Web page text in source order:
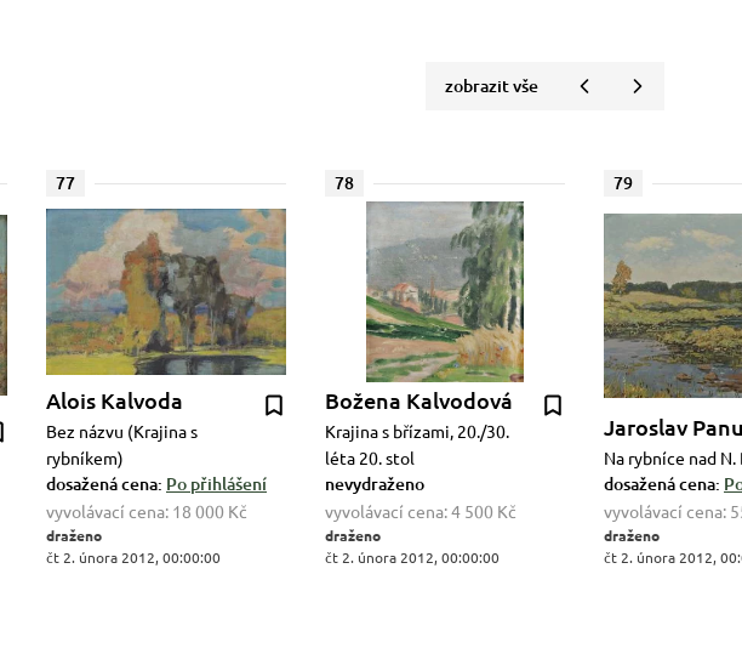
zobrazit vše
77
Alois Kalvoda
Bez názvu (Krajina s
rybníkem)
dosažená cena: Po přihlášení
vyvolávací cena: 18 000 Kč
draženo
čt 2. února 2012, 00:00:00
78
Božena Kalvodová
Krajina s břízami, 20./30.
léta 20. stol
nevydraženo
vyvolávací cena:4 500 Kč
draženo
čt 2. února 2012, 00:00:00
79
Jaroslav
Na rybníce nad
dosažená cena:
vyvolávací cena:
draženo
čt 2. února 2012,